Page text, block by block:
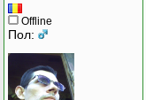
Offline
Пол: